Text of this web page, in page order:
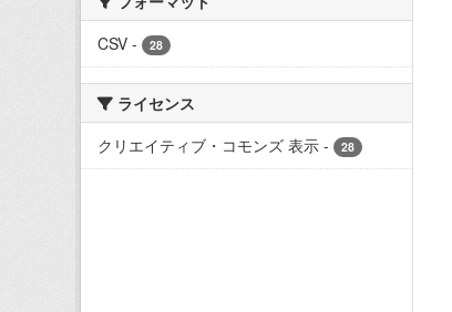
CSV - 28
ライセンス
クリエイティブ・コモンズ 表示 - 28